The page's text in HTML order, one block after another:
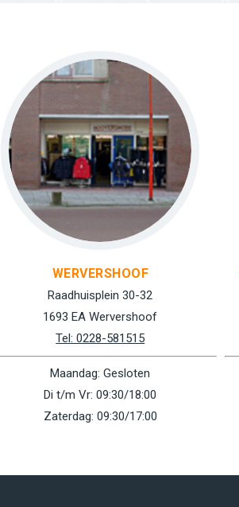
WERVERSHOOF
Raadhuisplein 30-32
1693 EA Wervershoof
Tel: 0228-581515
Maandag: Gesloten
Di t/m Vr: 09:30/18:00
Zaterdag: 09:30/17:00